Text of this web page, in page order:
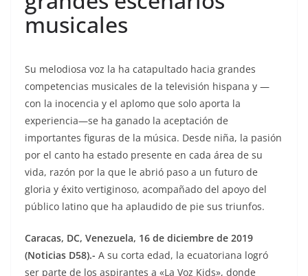
musicales
Su melodiosa voz la ha catapultado hacia grandes
competencias musicales de la televisión hispana y —
con la inocencia y el aplomo que solo aporta la
experiencia—se ha ganado la aceptación de
importantes figuras de la música. Desde niña, la pasión
por el canto ha estado presente en cada área de su
vida, razón por la que le abrió paso a un futuro de
gloria y éxito vertiginoso, acompañado del apoyo del
público latino que ha aplaudido de pie sus triunfos.
Caracas, DC, Venezuela, 16 de diciembre de 2019
(Noticias D58).- A su corta edad, la ecuatoriana logró
ser parte de los aspirantes a «La Voz Kids», donde